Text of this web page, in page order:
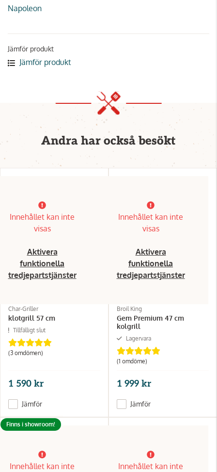
Napoleon
Jämför produkt
Jämför produkt
Andra har också besökt
Innehållet kan inte
visas
Aktivera
funktionella
tredjepartstjänster
Char-Griller
klotgrill 57 cm
Tillfälligt slut
(3 omdömen)
1 590 kr
Jämför
Innehållet kan inte
visas
Aktivera
funktionella
tredjepartstjänster
Broil King
Gem Premium 47 cm
kolgrill
Lagervara
(1 omdöme)
1 999 kr
Jämför
Innehållet kan inte
Finns i showroom!
Innehållet kan inte